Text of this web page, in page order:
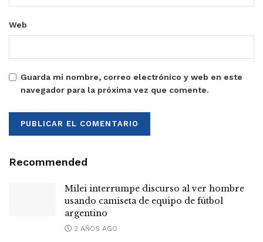
Web
Guarda mi nombre, correo electrónico y web en este
navegador para la próxima vez que comente.
Recommended
Milei interrumpe discurso al ver hombre
usando camiseta de equipo de fútbol
argentino
2 AÑOS AGO